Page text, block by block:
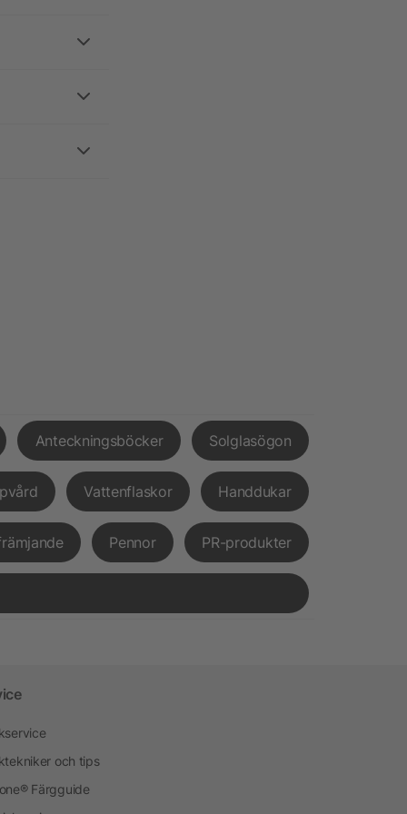
Anteckningsböcker Solglasögon
Vattenflaskor Handdukar
Pennor PR-produkter
och tips
Färgguide